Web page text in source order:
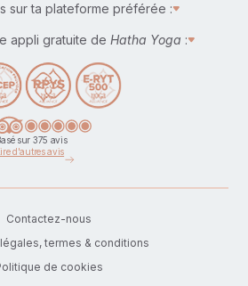
sur ta plateforme préférée :
appli gratuite de Hatha Yoga :
sur 375 avis
d'autres avis
Contactez-nous
termes & conditions
de cookies